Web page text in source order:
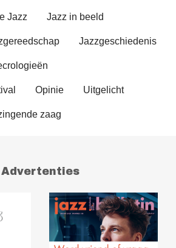
Jazz Jazz in beeld
Jazzgeschiedenis
Opinie Uitgelicht
zaag
Advertenties